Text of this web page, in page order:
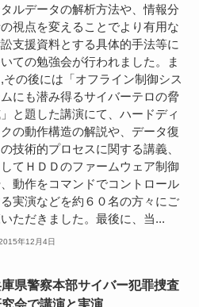
ルデータの解析方法や、情報分
視点を変えることでより有用な
支援資料とする具体的手法等に
ての勉強会が行われました。ま
その後には「オフライン制御シス
にも潜み得るサイバーテロの脅
と題した講演にて、ハードディ
クの動作構造の解説や、データ復
の技術的プロセスに関する講義、
てＨＤＤのファームウェア制御
動作をコマンドでコントロール
実演などを約６０名の方々にご
ただきました。最後に、当...
年12月4日
県警察本部サイバー犯罪捜査
会で講演と実演